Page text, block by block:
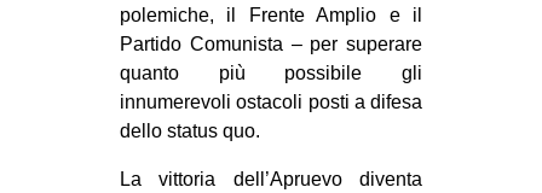
polemiche, il Frente Amplio e il
Partido Comunista – per superare
quanto più possibile gli
innumerevoli ostacoli posti a difesa
dello status quo.
La vittoria dell’Apruevo diventa